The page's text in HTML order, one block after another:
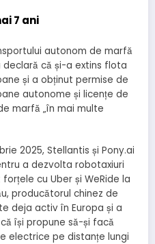
7 ani
autonom de marfă
declară că și-a extins flota
și a obținut permise de
autonome și licențe de
marfă „în mai multe
2025, Stellantis și Pony.ai
a dezvolta robotaxiuri
cu Uber și WeRide la
producătorul chinez de
deja activ în Europa și a
își propune să-și facă
electrice pe distanțe lungi